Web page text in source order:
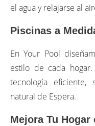
el agua y relajarse al
Piscinas a
En Your Pool
estilo de cada
tecnología
natural de Espera.
Mejora Tu Hogar